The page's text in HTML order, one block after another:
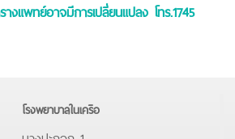
แพทย์อาจมีการเปลี่ยนแปลง โทร.1745
โรงพยาบาลในเครือ